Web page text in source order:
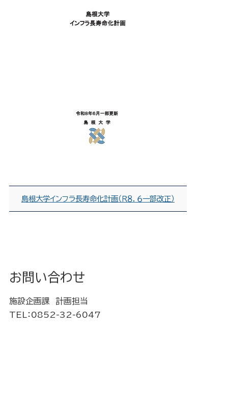
島根大学インフラ長寿命化計画（Ｒ８．６一部改正）
お問い合わせ
施設企画課 計画担当
TEL：0852-32-6047